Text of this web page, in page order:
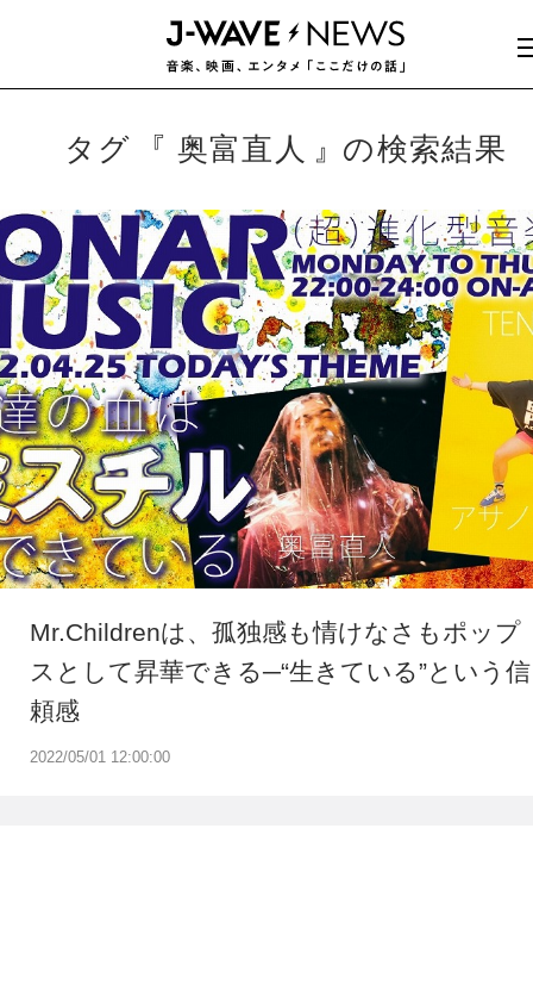
タグ 奥富直人 の検索結果
2022/05/01 12:00:00
Mr.Childrenは、孤独感も情けなさもポップ
スとして昇華できる─“生きている”という信
頼感